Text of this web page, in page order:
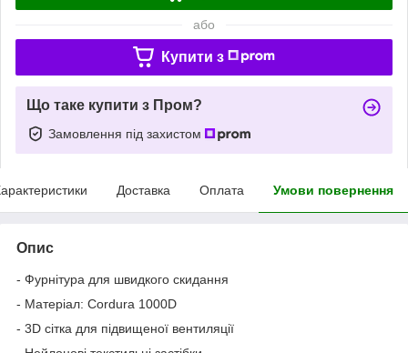
або
Купити з
Що таке купити з Пром?
Замовлення під захистом
Доставка Оплата Умови повернення
Опис
- Фурнітура для швидкого скидання
- Матеріал: Сordura 1000D
- 3D сітка для підвищеної вентиляції